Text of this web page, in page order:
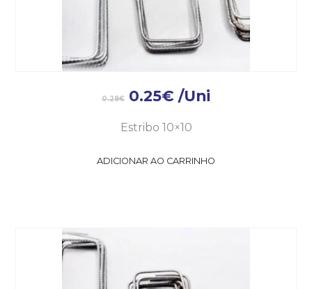
0.28€ 0.25€ /Uni
Estribo 10×10
ADICIONAR AO CARRINHO